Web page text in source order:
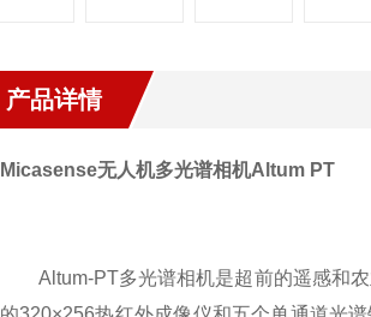
产品详情
Micasense无人机多光谱相机Altum PT
Altum-PT多光谱相机是超前的遥感和农